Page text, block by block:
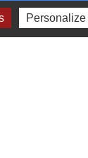
Personalize